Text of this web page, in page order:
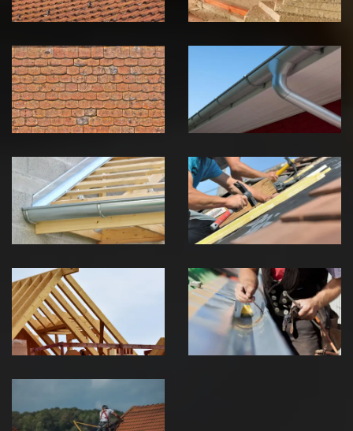
démoussage de
toiture 39
Jura
pose de
gouttière 39
Jura
Pose de
Chéneau 39
Jura
Réparation de
toiture 39
Jura
Traitement de
charpente 39
Jura
Travaux de
zinguerie 39
Jura
Urgence fuite
de toiture 39